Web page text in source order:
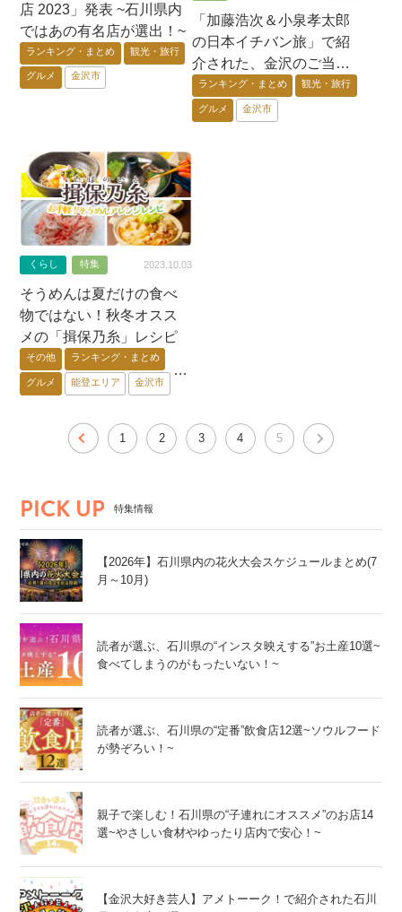
店 2023」発表 ~石川県内
ではあの有名店が選出！~
ランキング・まとめ 観光・旅行
グルメ 金沢市
「加藤浩次＆小泉孝太郎
の日本イチバン旅」で紹
介された、金沢のご当地
グルメベスト5！
ランキング・まとめ 観光・旅行
グルメ 金沢市
くらし 特集 2023.10.03
そうめんは夏だけの食べ
物ではない！秋冬オスス
メの「揖保乃糸」レシピ
その他 ランキング・まとめ
グルメ 能登エリア 金沢市
1 2 3 4 5
PICK UP 特集情報
【2026年】石川県内の花火大会スケジュールまとめ(7
月～10月)
読者が選ぶ、石川県の“インスタ映えする”お土産10選~
食べてしまうのがもったいない！~
読者が選ぶ、石川県の“定番”飲食店12選~ソウルフード
が勢ぞろい！~
親子で楽しむ！石川県の“子連れにオススメ”のお店14
選~やさしい食材やゆったり店内で安心！~
【金沢大好き芸人】アメトーーク！で紹介された石川